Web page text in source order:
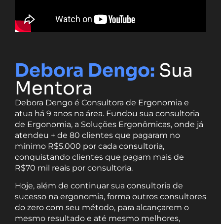
Debora Dengo: Sua
Mentora
Debora Dengo é Consultora de Ergonomia e
atua há 9 anos na área. Fundou sua consultoria
de Ergonomia, a Soluções Ergonômicas, onde já
atendeu + de 80 clientes que pagaram no
mínimo R$5.000 por cada consultoria,
conquistando clientes que pagam mais de
R$70 mil reais por consultoria.
Hoje, além de continuar sua consultoria de
sucesso na ergonomia, forma outros consultores
do zero com seu método, para alcançarem o
mesmo resultado e até mesmo melhores,